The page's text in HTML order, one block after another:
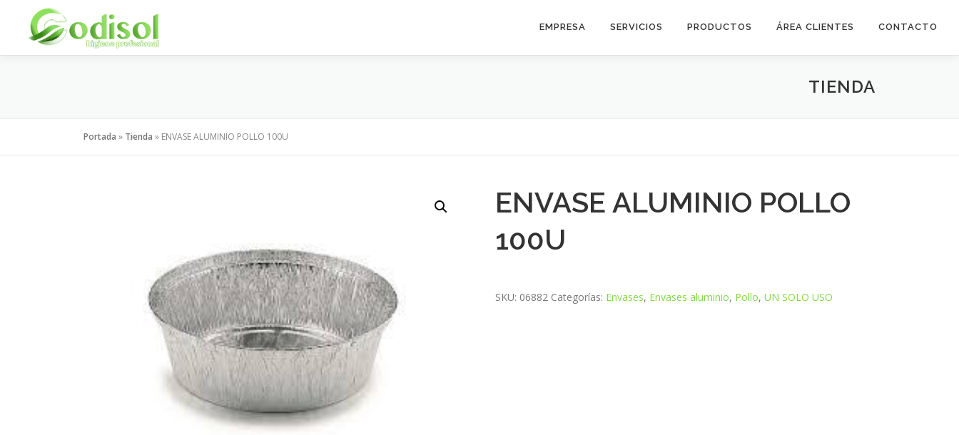
contenido
EMPRESA SERVICIOS PRODUCTOS ÁREA CLIENTES CONTACTO
TIENDA
Portada » Tienda » ENVASE ALUMINIO POLLO 100U
ENVASE ALUMINIO POLLO
100U
SKU: 06882 Categorías: Envases, Envases aluminio, Pollo,UN SOLO USO